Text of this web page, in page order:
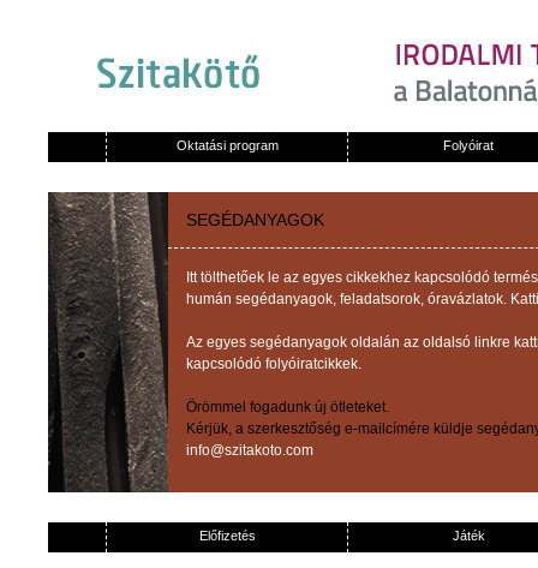
Oktatási program Folyóirat
SEGÉDANYAGOK
Itt tölthetőek le az egyes cikkekhez kapcsolódó
humán segédanyagok, feladatsorok, óravázlatok.
Az egyes segédanyagok oldalán az oldalsó linkre
kapcsolódó folyóiratcikkek.
Örömmel fogadunk új ötleteket.
Kérjük, a szerkesztőség e-mailcímére küldje
info@szitakoto.com
Előfizetés Játék